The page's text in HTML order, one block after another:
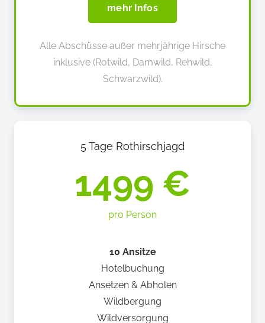
mehr Infos
Alle Abschüsse außer mehrjährige Hirsche
inklusive (Rotwild, Damwild, Rehwild,
Schwarzwild).
5 Tage Rothirschjagd
1499 €
pro Person
10 Ansitze
Hotelbuchung
Ansetzen & Abholen
Wildbergung
Wildversorgung